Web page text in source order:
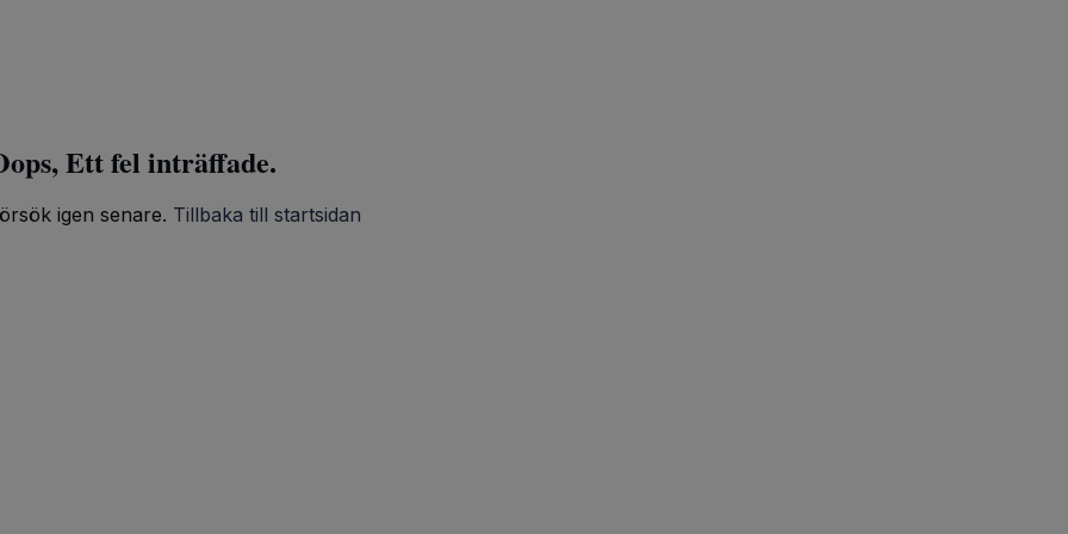
Ett fel inträffade.
igen senare. Tillbaka till startsidan